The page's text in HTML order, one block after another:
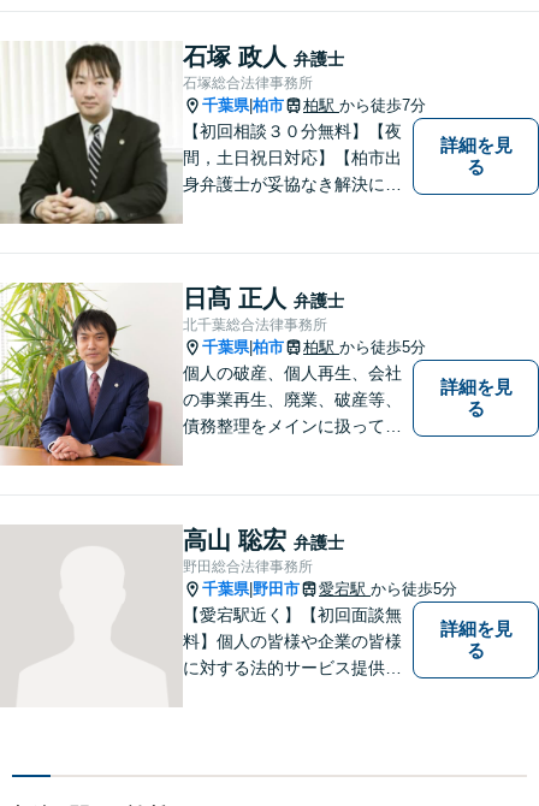
石塚 政人 弁護士
石塚総合法律事務所
千葉県|柏市 柏駅 から徒歩7分
【初回相談３０分無料】【夜
間，土日祝日対応】【柏市出
身弁護士が妥協なき解決に尽
供いたします。
詳細を見
る
日髙 正人 弁護士
北千葉総合法律事務所
千葉県|柏市 柏駅 から徒歩5分
個人の破産、個人再生、会社
の事業再生、廃業、破産等、
債務整理をメインに扱ってお
私的整理も取扱い可能です。
債務に関する初回相談は無料
です。
詳細を見
る
高山 聡宏 弁護士
野田総合法律事務所
千葉県| 野田市 愛宕駅 から徒歩5分
【愛宕駅近く】【初回面談無
料】個人の皆様や企業の皆様
に対する法的サービス提供に
務など、幅広く対応します。
詳細を見
る